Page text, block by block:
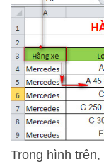
Trong hình trên,